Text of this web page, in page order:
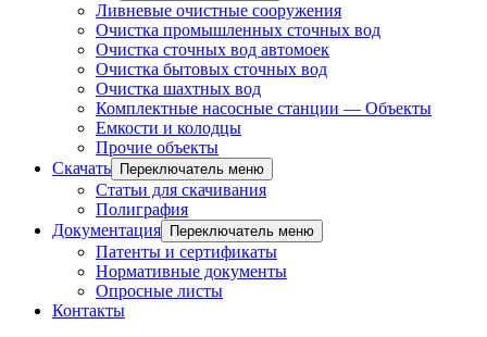
Ливневые очистные сооружения
Очистка промышленных сточных вод
Очистка сточных вод автомоек
Очистка бытовых сточных вод
Очистка шахтных вод
Комплектные насосные станции — Объекты
Емкости и колодцы
Прочие объекты
Скачать
Переключатель меню
Статьи для скачивания
Полиграфия
Документация
Переключатель меню
Патенты и сертификаты
Нормативные документы
Опросные листы
Контакты